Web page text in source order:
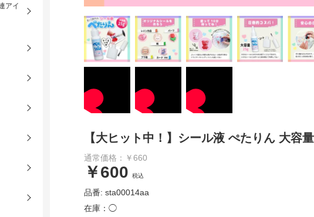
アイ
【大ヒット中！】シール液 ぺたりん 大容
通常価格：￥660
￥600 税込
品番: sta00014aa
在庫：◯